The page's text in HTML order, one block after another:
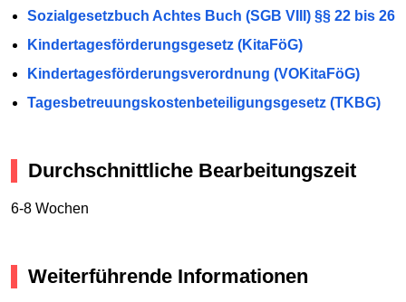
Sozialgesetzbuch Achtes Buch (SGB VIII) §§ 22 bis 26
Kindertagesförderungsgesetz (KitaFöG)
Kindertagesförderungsverordnung (VOKitaFöG)
Tagesbetreuungskostenbeteiligungsgesetz (TKBG)
Durchschnittliche Bearbeitungszeit
6-8 Wochen
Weiterführende Informationen